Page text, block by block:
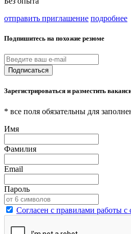
отправить приглашение подробнее
Подпишитесь на похожие резюме
Подписаться
Зарегистрироваться и разместить
* все поля обязательны для
Имя
Фамилия
Email
Пароль
Согласен с правилами работы с